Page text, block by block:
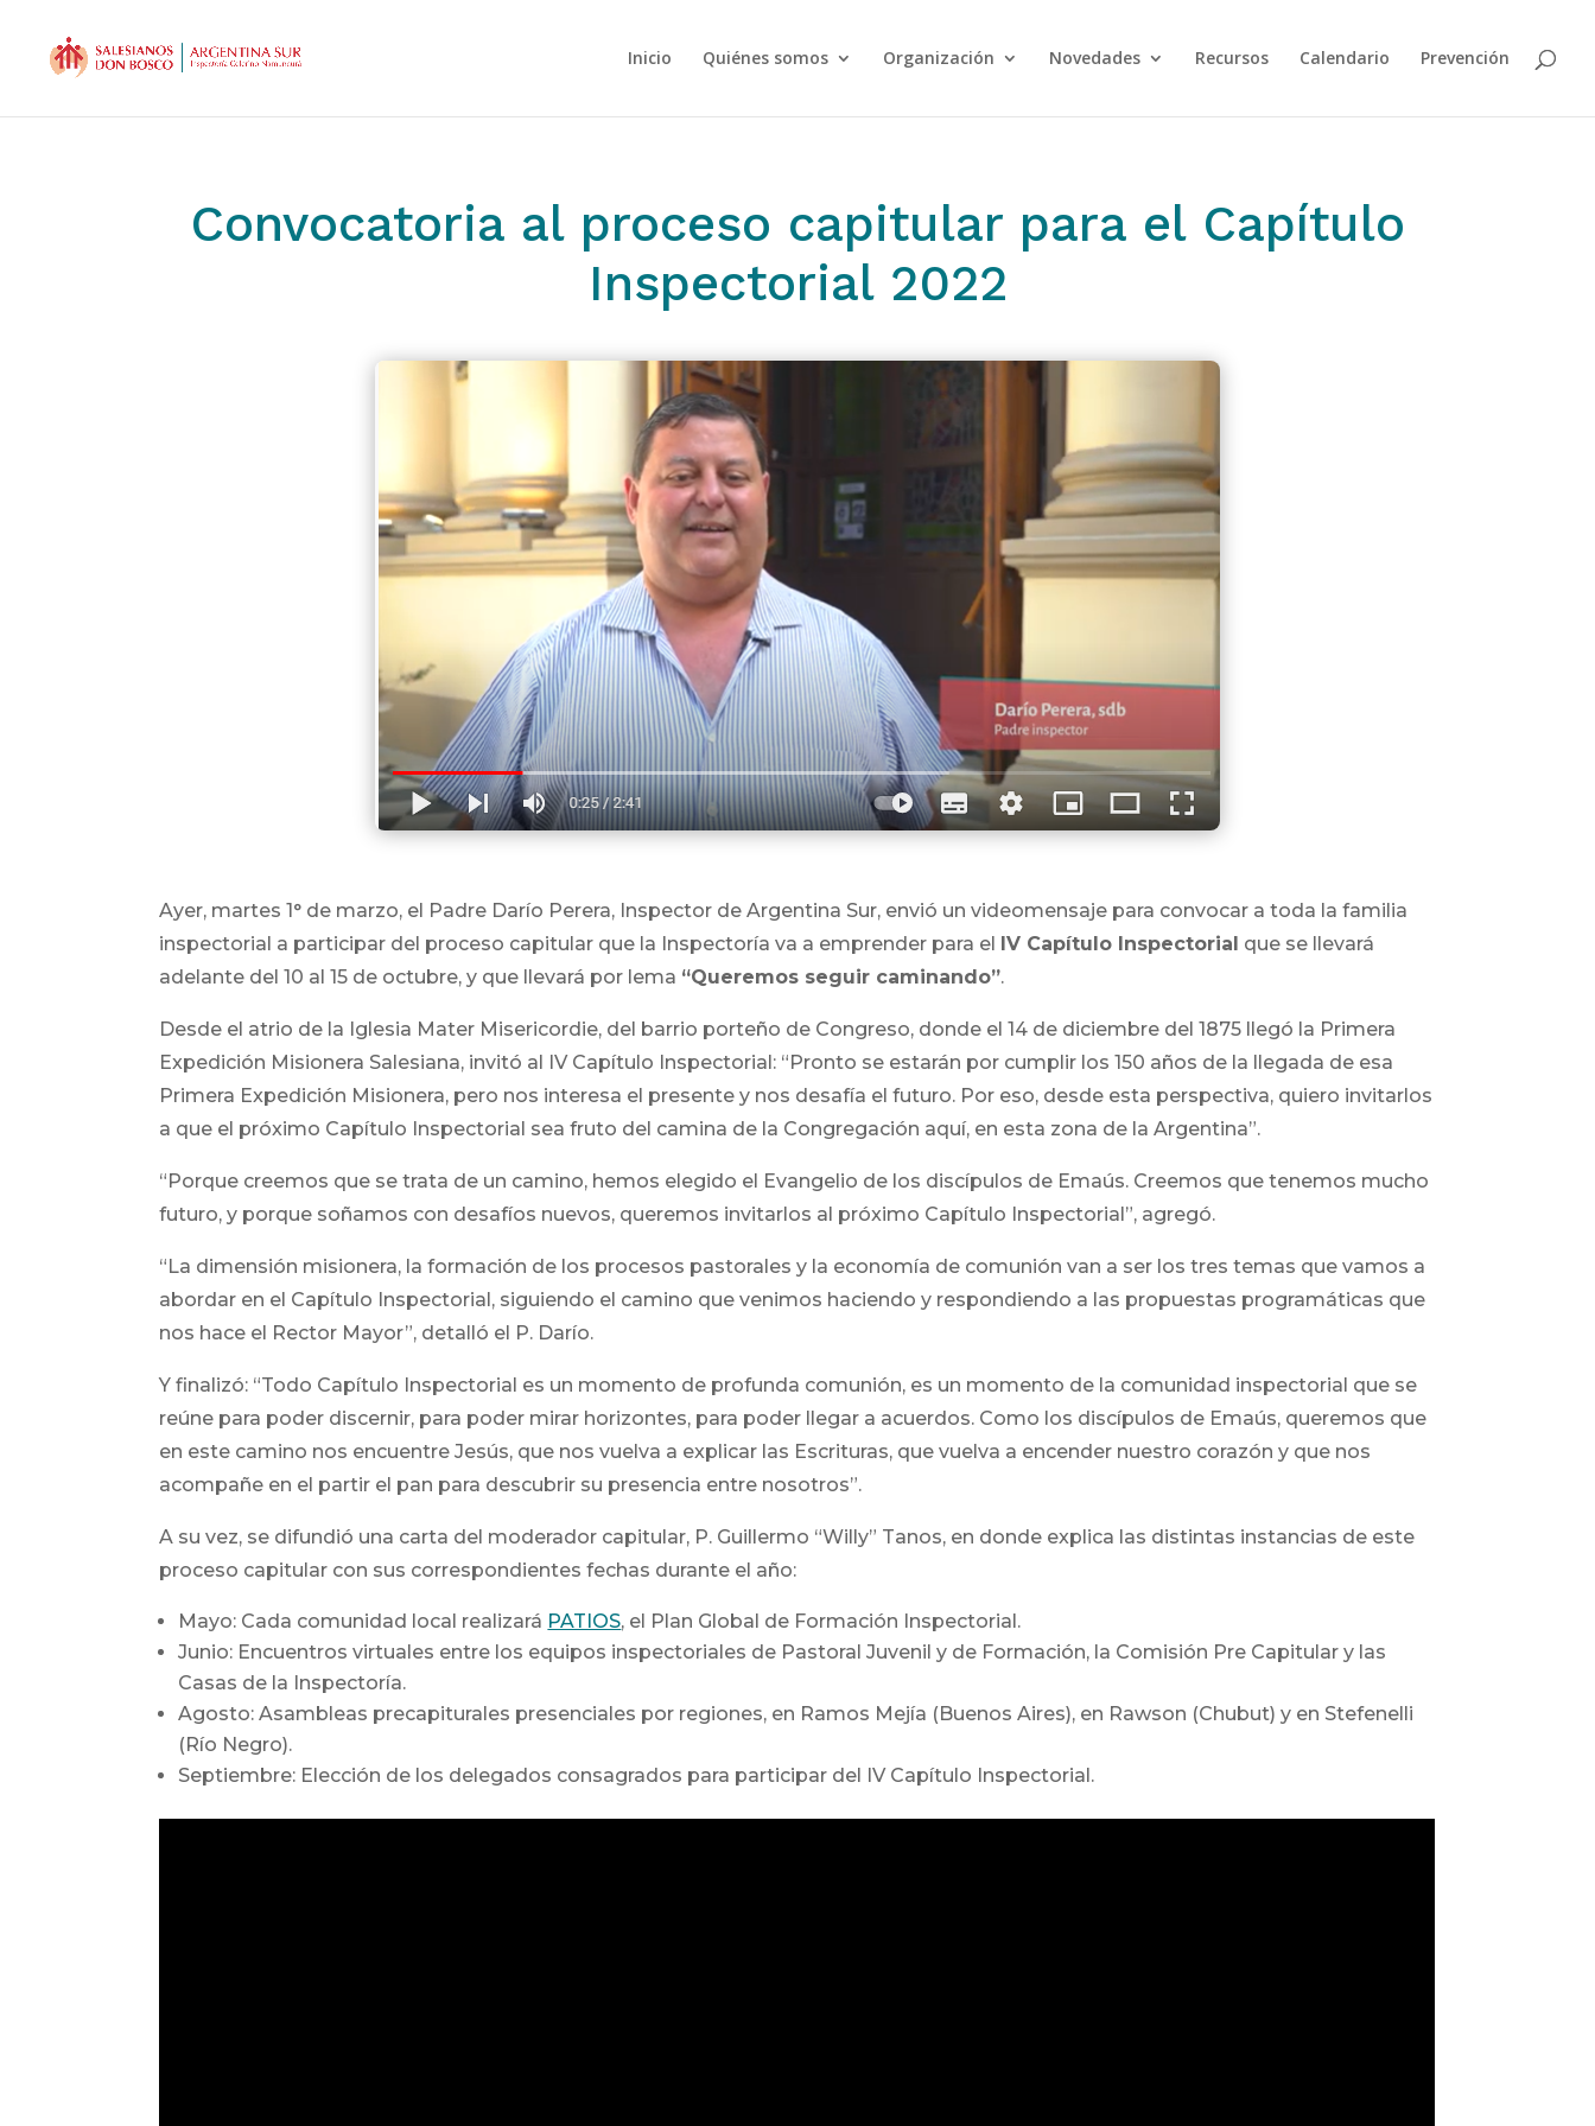
Inicio Quiénes somos Organización Novedades Recursos Calendario Prevención
Convocatoria al proceso capitular para el Capítulo
Inspectorial 2022
Ayer, martes 1° de marzo, el Padre Darío Perera, Inspector de Argentina Sur, envió un videomensaje para convocar a toda la familia
inspectorial a participar del proceso capitular que la Inspectoría va a emprender para el IV Capítulo Inspectorial que se llevará
adelante del 10 al 15 de octubre, y que llevará por lema “Queremos seguir caminando”.
Desde el atrio de la Iglesia Mater Misericordie, del barrio porteño de Congreso, donde el 14 de diciembre del 1875 llegó la Primera
Expedición Misionera Salesiana, invitó al IV Capítulo Inspectorial: “Pronto se estarán por cumplir los 150 años de la llegada de esa
Primera Expedición Misionera, pero nos interesa el presente y nos desafía el futuro. Por eso, desde esta perspectiva, quiero invitarlos
a que el próximo Capítulo Inspectorial sea fruto del camina de la Congregación aquí, en esta zona de la Argentina”.
“Porque creemos que se trata de un camino, hemos elegido el Evangelio de los discípulos de Emaús. Creemos que tenemos mucho
futuro, y porque soñamos con desafíos nuevos, queremos invitarlos al próximo Capítulo Inspectorial”, agregó.
“La dimensión misionera, la formación de los procesos pastorales y la economía de comunión van a ser los tres temas que vamos a
abordar en el Capítulo Inspectorial, siguiendo el camino que venimos haciendo y respondiendo a las propuestas programáticas que
nos hace el Rector Mayor”, detalló el P. Darío.
Y finalizó: “Todo Capítulo Inspectorial es un momento de profunda comunión, es un momento de la comunidad inspectorial que se
reúne para poder discernir, para poder mirar horizontes, para poder llegar a acuerdos. Como los discípulos de Emaús, queremos que
en este camino nos encuentre Jesús, que nos vuelva a explicar las Escrituras, que vuelva a encender nuestro corazón y que nos
acompañe en el partir el pan para descubrir su presencia entre nosotros”.
A su vez, se difundió una carta del moderador capitular, P. Guillermo “Willy” Tanos, en donde explica las distintas instancias de este
proceso capitular con sus correspondientes fechas durante el año:
Mayo: Cada comunidad local realizará PATIOS, el Plan Global de Formación Inspectorial.
Junio: Encuentros virtuales entre los equipos inspectoriales de Pastoral Juvenil y de Formación, la Comisión Pre Capitular y las
Casas de la Inspectoría.
Agosto: Asambleas precapiturales presenciales por regiones, en Ramos Mejía (Buenos Aires), en Rawson (Chubut) y en Stefenelli
(Río Negro).
Septiembre: Elección de los delegados consagrados para participar del IV Capítulo Inspectorial.